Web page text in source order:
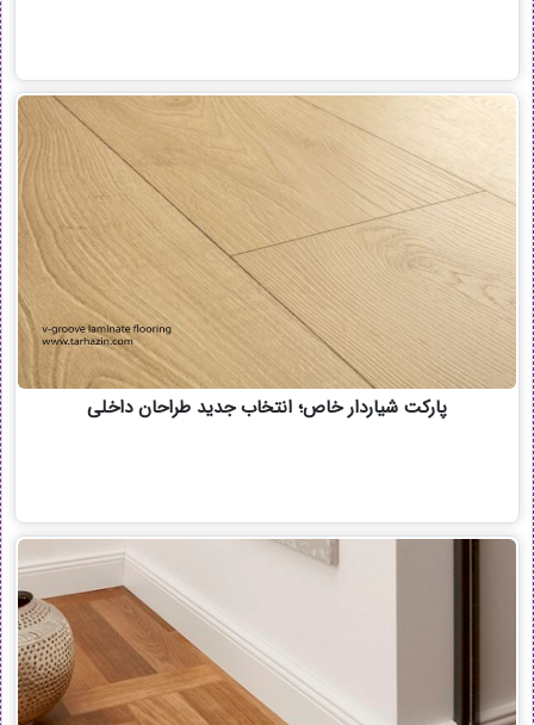
پارکت شیاردار خاص؛ انتخاب جدید طراحان داخلی